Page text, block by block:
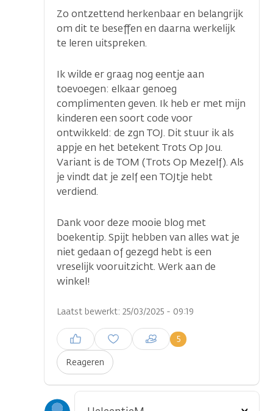
Zo ontzettend herkenbaar en belangrijk
om dit te beseffen en daarna werkelijk
te leren uitspreken.
Ik wilde er graag nog eentje aan
toevoegen: elkaar genoeg
complimenten geven. Ik heb er met mijn
kinderen een soort code voor
ontwikkeld: de zgn TOJ. Dit stuur ik als
appje en het betekent Trots Op Jou.
Variant is de TOM (Trots Op Mezelf). Als
je vindt dat je zelf een TOJtje hebt
verdiend.
Dank voor deze mooie blog met
boekentip. Spijt hebben van alles wat je
niet gedaan of gezegd hebt is een
vreselijk vooruitzicht. Werk aan de
winkel!
Laatst bewerkt: 25/03/2025 - 09:19
Reageren
5
Inloggen om een reactie te
plaatsen